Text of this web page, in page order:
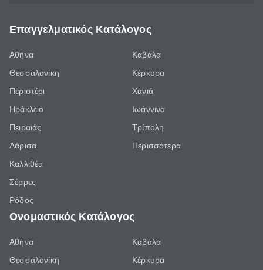
Επαγγελματικός Κατάλογος
Αθήνα
Θεσσαλονίκη
Περιστέρι
Ηράκλειο
Πειραιάς
Λάρισα
Καλλιθέα
Σέρρες
Ρόδος
Καβάλα
Κέρκυρα
Χανιά
Ιωάννινα
Τρίπολη
Περισσότερα
Ονομαστικός Κατάλογος
Αθήνα
Θεσσαλονίκη
Καβάλα
Κέρκυρα